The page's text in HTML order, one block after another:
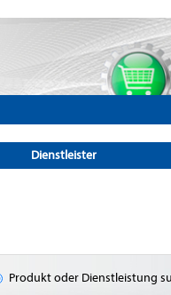
Dienstleister
Produkt oder Dienstleistung